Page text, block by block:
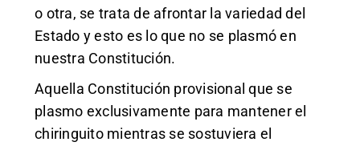
o otra, se trata de afrontar la variedad del
Estado y esto es lo que no se plasmó en
nuestra Constitución.
Aquella Constitución provisional que se
plasmo exclusivamente para mantener el
chiringuito mientras se sostuviera el